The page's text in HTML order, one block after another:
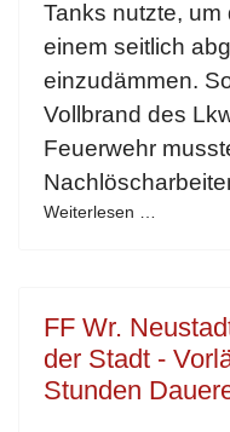
Tanks nutzte,
einem seitlich
einzudämmen.
Vollbrand des
Feuerwehr
Weiterlesen …
FF Wr.
der Stadt -
Stunden